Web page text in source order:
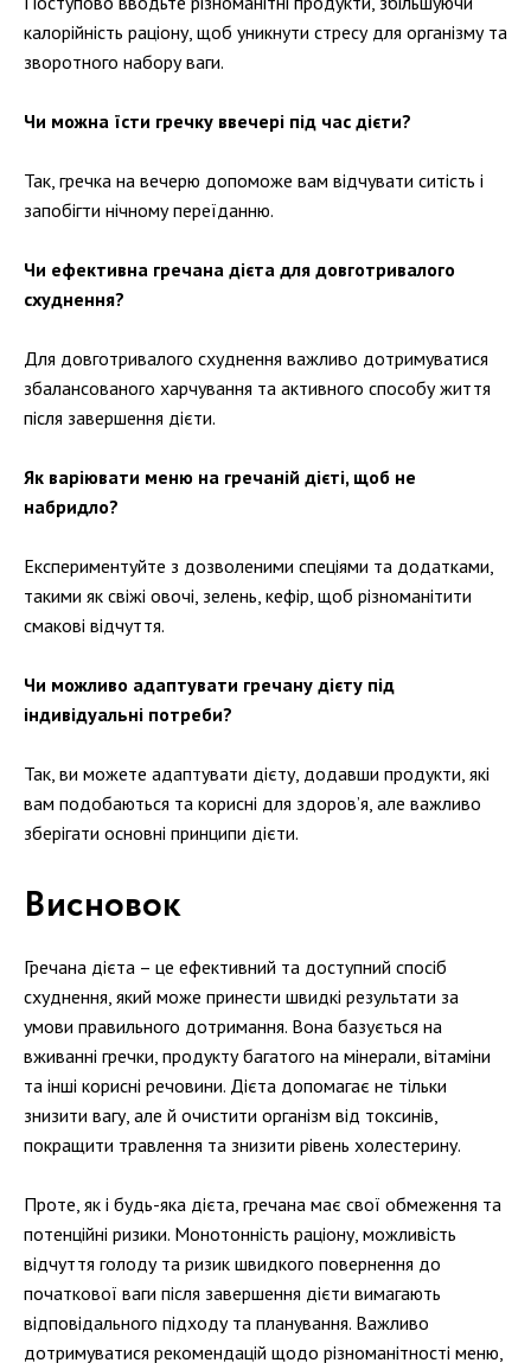
калорійність раціону, щоб уникнути стресу для організму та
зворотного набору ваги.
Чи можна їсти гречку ввечері під час дієти?
Так, гречка на вечерю допоможе вам відчувати ситість і
запобігти нічному переїданню.
Чи ефективна гречана дієта для довготривалого
схуднення?
Для довготривалого схуднення важливо дотримуватися
збалансованого харчування та активного способу життя
після завершення дієти.
Як варіювати меню на гречаній дієті, щоб не
набридло?
Експериментуйте з дозволеними спеціями та додатками,
такими як свіжі овочі, зелень, кефір, щоб різноманітити
смакові відчуття.
Чи можливо адаптувати гречану дієту під
індивідуальні потреби?
Так, ви можете адаптувати дієту, додавши продукти, які
вам подобаються та корисні для здоров’я, але важливо
зберігати основні принципи дієти.
Висновок
Гречана дієта – це ефективний та доступний спосіб
схуднення, який може принести швидкі результати за
умови правильного дотримання. Вона базується на
вживанні гречки, продукту багатого на мінерали, вітаміни
та інші корисні речовини. Дієта допомагає не тільки
знизити вагу, але й очистити організм від токсинів,
покращити травлення та знизити рівень холестерину.
Проте, як і будь-яка дієта, гречана має свої обмеження та
потенційні ризики. Монотонність раціону, можливість
відчуття голоду та ризик швидкого повернення до
початкової ваги після завершення дієти вимагають
відповідального підходу та планування. Важливо
дотримуватися рекомендацій щодо різноманітності меню,